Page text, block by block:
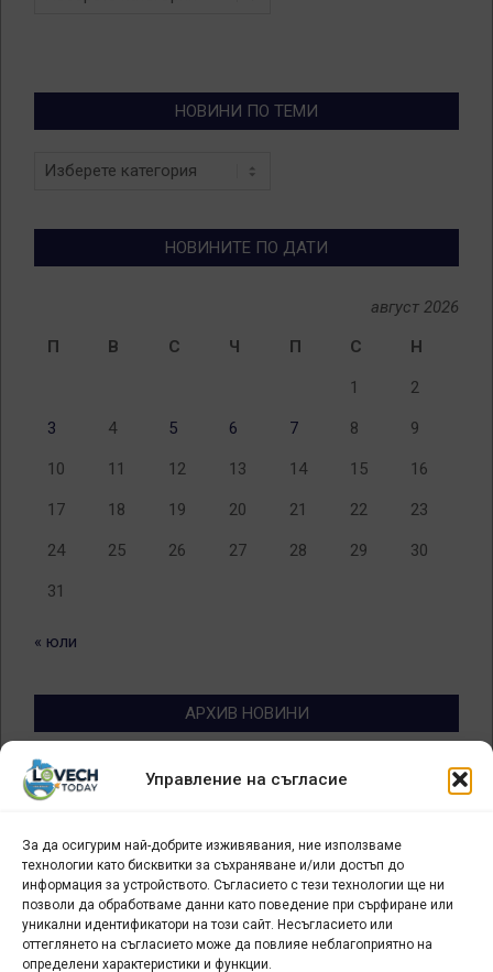
Управление на съгласие
За да осигурим най-добрите изживявания, ние използваме
технологии като бисквитки за съхраняване и/или достъп до
информация за устройството. Съгласието с тези технологии ще ни
позволи да обработваме данни като поведение при сърфиране или
уникални идентификатори на този сайт. Несъгласието или
оттеглянето на съгласието може да повлияе неблагоприятно на
определени характеристики и функции.
НОВИНИ ПО ТЕМИ
Новини
НОВИНИТЕ ПО ДАТИ
август 2026
П
В С Ч П С Н
1 2
3 4 5 6 7 8 9
10 11 12 13 14 15 16
17 18 19 20 21 22 23
24 25 26 27 28 29 30
31
« юли
АРХИВ НОВИНИ
Архив
новини
БИЗНЕС
Арт галерия "Мостове" – магазин за изкуство
СЕВЕРОЗАПАДА ИНФОРМАЦИОНЕН БИЗНЕС
ТУРИСТИЧЕСКИ КЛЪСТЕР